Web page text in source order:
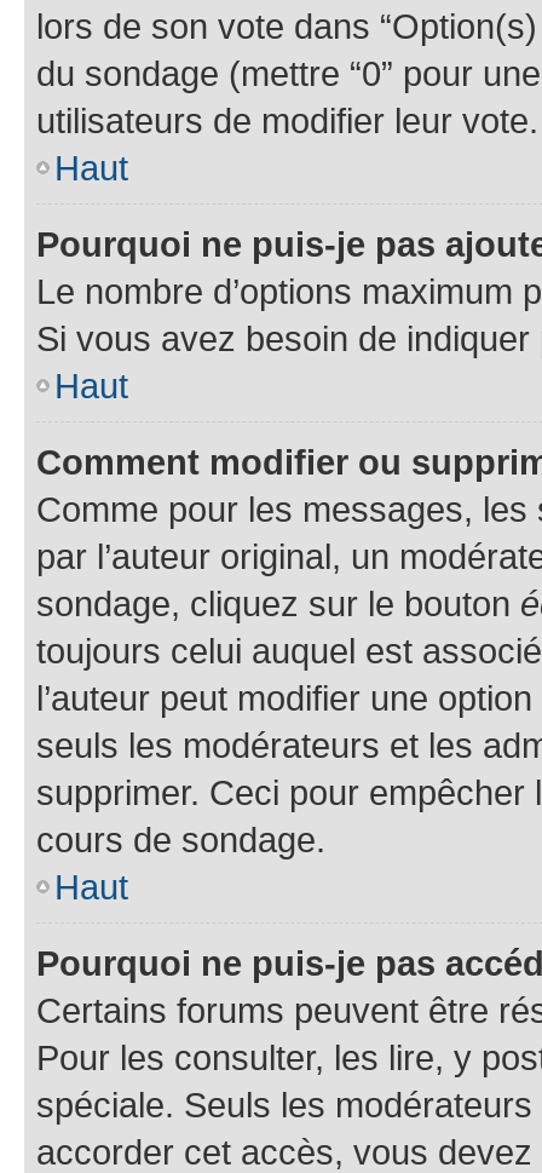
lors de son vote dans
du sondage (mettre “0” pour
utilisateurs de modifier leur vote.
Haut
Pourquoi ne puis-je pas
Le nombre d’options maximum
Si vous avez besoin de
Haut
Comment modifier ou
Comme pour les messages,
par l’auteur original, un
sondage, cliquez sur le bouton
toujours celui auquel est
l’auteur peut modifier une
seuls les modérateurs et les
supprimer. Ceci pour
cours de sondage.
Haut
Pourquoi ne puis-je pas
Certains forums peuvent être
Pour les consulter, les lire, y
spéciale. Seuls les
accorder cet accès, vous